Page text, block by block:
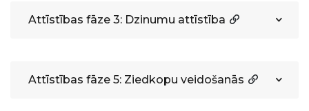
Attīstības fāze 3: Dzinumu attīstība
Attīstības fāze 5: Ziedkopu veidošanās